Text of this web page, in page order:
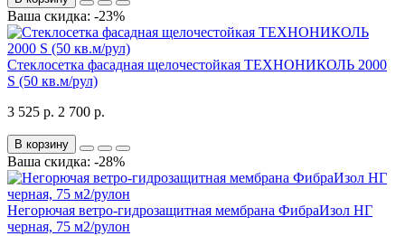
Ваша скидка: -23%
Стеклосетка фасадная щелочестойкая ТЕХНОНИКОЛЬ 2000
S (50 кв.м/рул)
3 525 р. 2 700 р.
В корзину
Ваша скидка: -28%
Негорючая ветро-гидрозащитная мембрана ФибраИзол НГ
черная, 75 м2/рулон